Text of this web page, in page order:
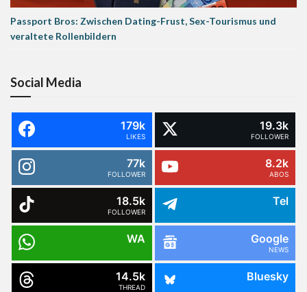
Passport Bros: Zwischen Dating-Frust, Sex-Tourismus und
veraltete Rollenbildern
Social Media
179k
LIKES
19.3k
FOLLOWER
77k
FOLLOWER
8.2k
ABOS
18.5k
FOLLOWER
Tel
WA Google
NEWS
14.5k
THREAD
Bluesky